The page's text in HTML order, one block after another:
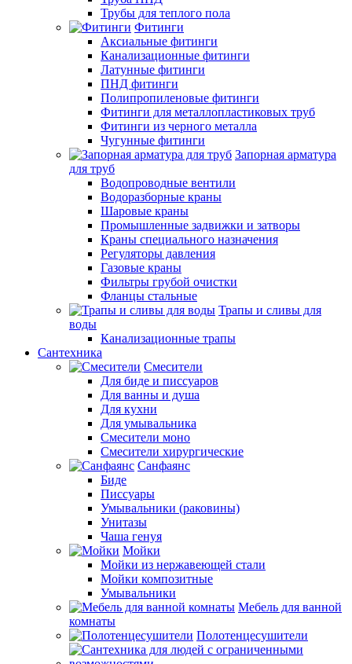
Трубы для теплого пола
Фитинги
Аксиальные фитинги
Канализационные фитинги
Латунные фитинги
ПНД фитинги
Полипропиленовые фитинги
Фитинги для металлопластиковых труб
Фитинги из черного металла
Чугунные фитинги
Запорная арматура
для труб
Водопроводные вентили
Водоразборные краны
Шаровые краны
Промышленные задвижки и затворы
Краны специального назначения
Регуляторы давления
Газовые краны
Фильтры грубой очистки
Фланцы стальные
Трапы и сливы для
воды
Канализационные трапы
Сантехника
Смесители
Для биде и писсуаров
Для ванны и душа
Для кухни
Для умывальника
Смесители моно
Смесители хирургические
Санфаянс
Биде
Писсуары
Умывальники (раковины)
Унитазы
Чаша генуя
Мойки
Мойки из нержавеющей стали
Мойки композитные
Умывальники
Мебель для ванной
комнаты
Полотенцесушители